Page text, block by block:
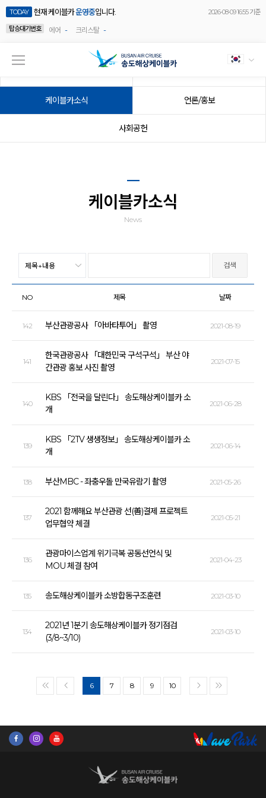
TODAY 현재 케이블카운영중입니다.
2026-08-09 16:55 기준
탑승대기번호
에어 - 크리스탈 -
케이블카소식 언론/홍보
사회공헌
케이블카소식
News
NO 제목 날짜
142 부산관광공사 「아바타투어」 촬영 2021-08-19
141
한국관광공사 「대한민국 구석구석」 부산 야
간관광 홍보 사진 촬영
2021-07-15
140
KBS 「전국을 달린다」 송도해상케이블카 소
개
2021-06-28
139
KBS 「2TV 생생정보」 송도해상케이블카 소
개
2021-06-14
138 부산MBC - 좌충우돌 만국유람기 촬영 2021-05-26
137
2021 함께해요 부산관광 선(善)결제 프로젝트
업무협약 체결
2021-05-21
136
관광마이스업계 위기극복 공동선언식 및
MOU 체결 참여
2021-04-23
135 송도해상케이블카 소방합동구조훈련 2021-03-10
134
2021년 1분기 송도해상케이블카 정기점검
(3/8~3/10)
2021-03-10
<< < 6 7 8 9 10 > >>